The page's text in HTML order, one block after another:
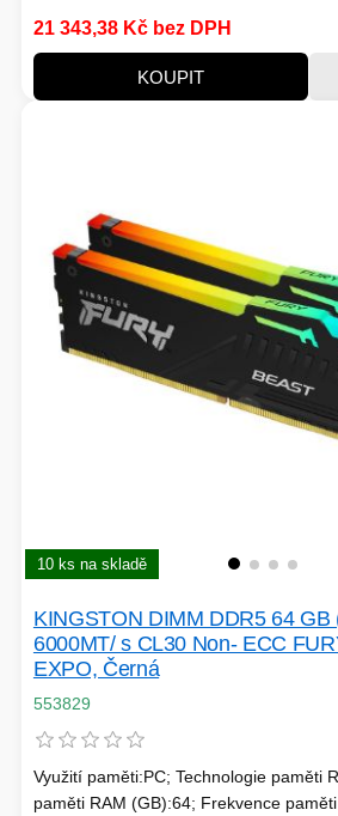
21 343,38 Kč bez DPH
KOUPIT
10 ks na skladě
KINGSTON DIMM DDR5 64 GB
6000MT/ s CL30 Non- ECC
EXPO, Černá
553829
Využití paměti:PC; Technologie paměti
paměti RAM (GB):64; Frekvence